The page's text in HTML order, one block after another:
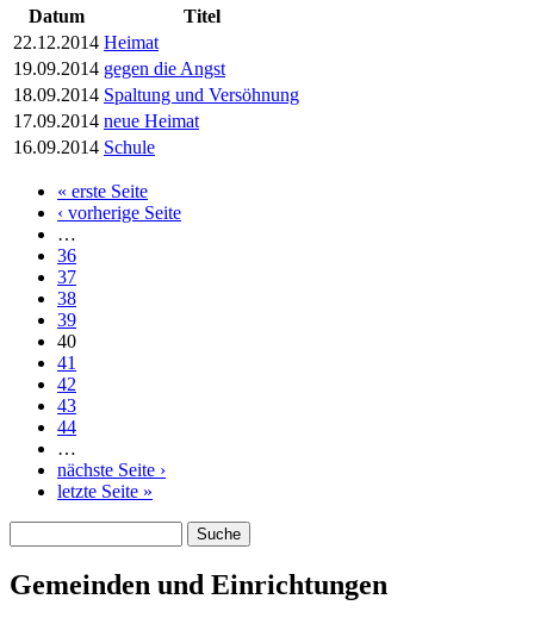
Datum
Titel
22.12.2014 Heimat
19.09.2014 gegen die Angst
18.09.2014 Spaltung und Versöhnung
17.09.2014 neue Heimat
16.09.2014 Schule
Seiten« erste Seite
‹ vorherige Seite
…
36
37
38
39
40
41
42
43
44
…
nächste Seite ›
letzte Seite »
Gemeinden und Einrichtungen